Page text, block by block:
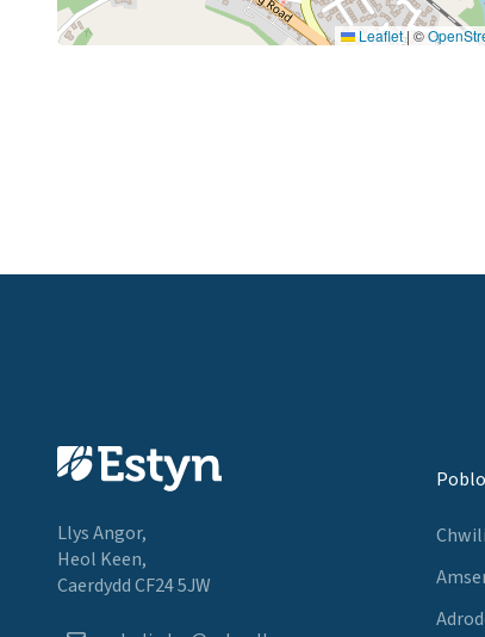
Leaflet | ©
Llys Angor,
Heol Keen,
Caerdydd CF24 5JW